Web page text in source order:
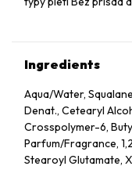
Ingredients
Aqua/Water,
Denat., Cetearyl
Crosspolymer-6,
Parfum/Fragrance,
Stearoyl Glutamate,